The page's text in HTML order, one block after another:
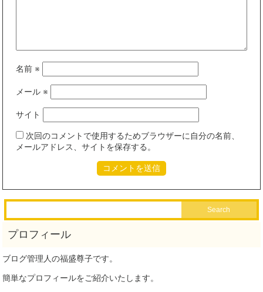
名前 ※
メール ※
サイト
次回のコメントで使用するためブラウザーに自分の名前、
メールアドレス、サイトを保存する。
ブログ管理人の福盛尊子です。
簡単なプロフィールをご紹介いたします。